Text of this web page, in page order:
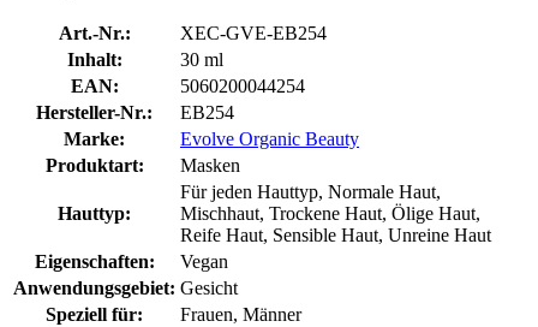
Art.-Nr.:
XEC-GVE-EB254
Inhalt:
30 ml
EAN:
5060200044254
Hersteller-Nr.:
EB254
Marke:
Evolve Organic Beauty
Produktart:
Masken
Hauttyp:
Für jeden Hauttyp, Normale Haut,
Mischhaut, Trockene Haut, Ölige Haut,
Reife Haut, Sensible Haut, Unreine Haut
Eigenschaften:
Vegan
Anwendungsgebiet: Gesicht
Speziell für:
Frauen, Männer